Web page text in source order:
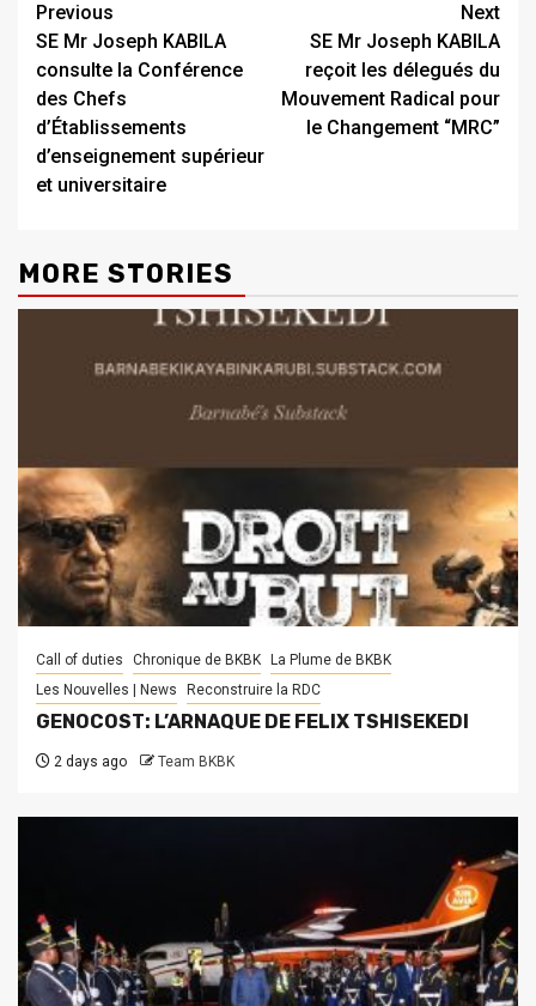
Previous
SE Mr Joseph KABILA
consulte la Conférence
des Chefs
d’Établissements
d’enseignement supérieur
et universitaire
Next
SE Mr Joseph KABILA
reçoit les délegués du
Mouvement Radical pour
le Changement “MRC”
MORE STORIES
Call of duties Chronique de BKBK
La Plume de BKBK
Les Nouvelles | News
Reconstruire la RDC
GENOCOST: L’ARNAQUE DE FELIX TSHISEKEDI
2 days ago Team BKBK